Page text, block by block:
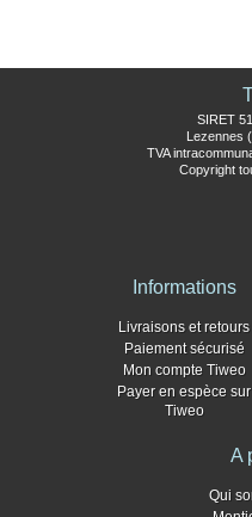
SIRET
Lezennes
TVA
Copyright
Informations
Livraisons et retours
Paiement sécurisé
Mon compte Tiweo
Payer en espèce sur
Tiweo
A
Qui